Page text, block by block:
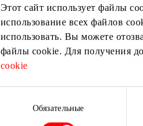
Этот сайт использует файлы
использование всех файлов
использовать. Вы можете
файлы cookie. Для получения
cookie
Обязательные
Приходите и дайте
AKROPOLIS – больше лап,